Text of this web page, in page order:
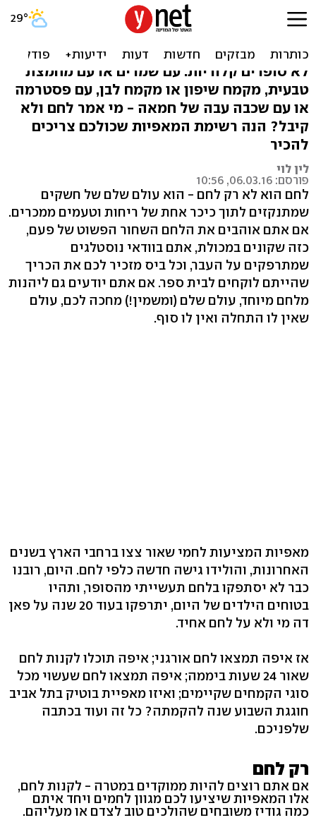
המאפיות שאתם חייבים
לא סופרים קלוריות: עם שמרים או עם מחמצת
טבעית, מקמח שיפון או מקמח לבן, עם פסטרמה
או עם שכבה עבה של חמאה - מי אמר לחם ולא
קיבל? הנה רשימת המאפיות שכולכם צריכים
להכיר
לין לוי
פורסם: 06.03.16, 10:56
לחם הוא לא רק לחם - הוא עולם שלם של חשקים
שמתנקזים לתוך כיכר אחת של ריחות וטעמים ממכרים.
אם אתם אוהבים את הלחם השחור הפשוט של פעם,
כזה שקונים במכולת, אתם בוודאי נוסטלגים
שמתרפקים על העבר, וכל ביס מזכיר לכם את הכריך
שהייתם לוקחים לבית ספר. אם אתם יודעים גם ליהנות
מלחם מיוחד, עולם שלם (ומשמין!) מחכה לכם, עולם
שאין לו התחלה ואין לו סוף.
מאפיות המציעות לחמי שאור צצו ברחבי הארץ בשנים
האחרונות, והולידו גישה חדשה כלפי לחם. היום, רובנו
כבר לא יסתפקו בלחם תעשייתי מהסופר, ותהיו
בטוחים הילדים של היום, יתרפקו בעוד 20 שנה על פאן
דה מי ולא על לחם אחיד.
אז איפה תמצאו לחם אורגני; איפה תוכלו לקנות לחם
שאור 24 שעות ביממה; איפה תמצאו לחם שעשוי מכל
סוגי הקמחים שקיימים; ואיזו מאפיית בוטיק בתל אביב
חוגגת השבוע שנה להקמתה? כל זה ועוד בכתבה
שלפניכם.
רק לחם
אם אתם רוצים להיות ממוקדים במטרה - לקנות לחם,
אלו המאפיות שיציעו לכם מגוון לחמים ויחד איתם
כמה גודיז משובחים שהולכים טוב לצדם או מעליהם.